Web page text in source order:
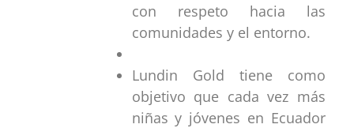
con respeto hacia las
comunidades y el entorno.
Lundin Gold tiene como
objetivo que cada vez más
niñas y jóvenes en Ecuador